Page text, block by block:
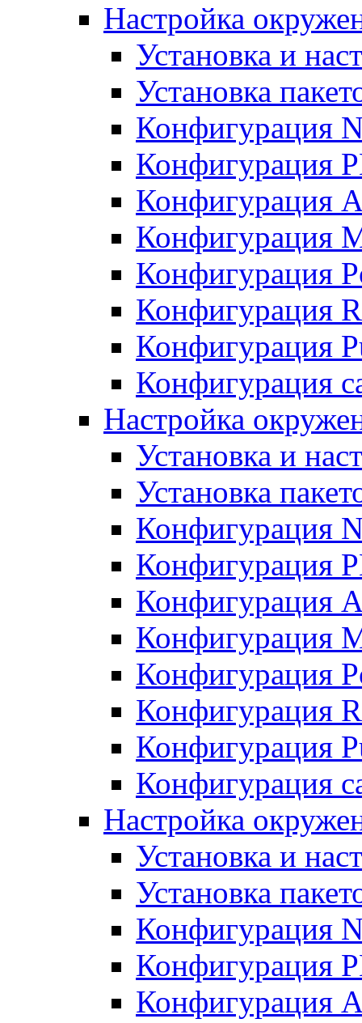
Настройка
Установка и
Установка
Конфигурация
Конфигурация
Конфигурация
Конфигурация
Конфигурация
Конфигурация
Конфигурация
Конфигурация
Настройка
Установка и
Установка
Конфигурация
Конфигурация
Конфигурация
Конфигурация
Конфигурация
Конфигурация
Конфигурация
Конфигурация
Настройка
Установка и
Установка
Конфигурация
Конфигурация
Конфигурация